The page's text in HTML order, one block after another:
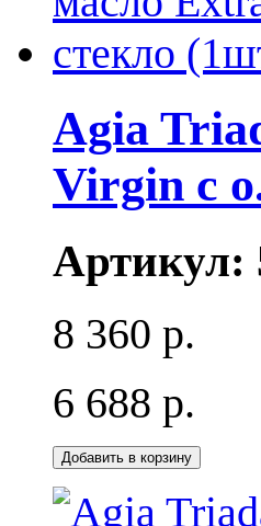
Agia
Virgin с
Артикул:
8 360 р.
6 688 р.
Добавить в корзину